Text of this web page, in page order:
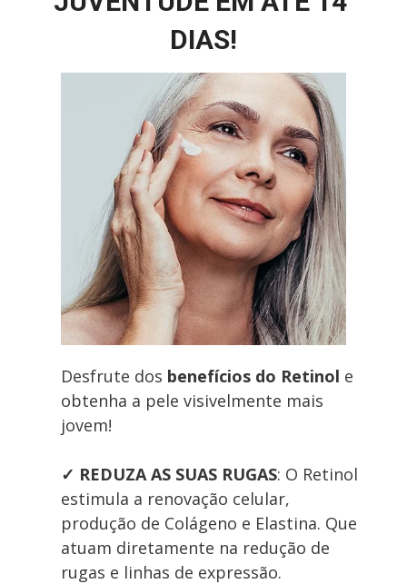
DIAS!
Desfrute dos benefícios do Retinol e
obtenha a pele visivelmente mais
jovem!
✓ REDUZA AS SUAS RUGAS: O Retinol
estimula a renovação celular,
produção de Colágeno e Elastina. Que
atuam diretamente na redução de
rugas e linhas de expressão.